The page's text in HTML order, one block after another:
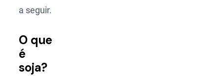
a seguir.
O que
é
soja?